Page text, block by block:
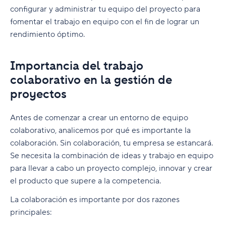
Cuándo no usar el método de gestión de
proyectos Agile
Agile vs. Scrum
Gestión de proyectos con metodología Agile vs
Cascada
Recursos adicionales del método Agile
implementar Agile en un entorno de cascada
Los 5 mejores libros sobre Agile
Cómo escoger la mejor herramienta Agile para
la gestión de proyectos
de trabajo Agile
Más que una metodología: cómo crear un
entorno Agile
B. ¿Qué tienen en común los distintos marcos
Agile?
D. Otros métodos populares de gestión de
proyectos Agile
E. Definición de épica Agile
F. Buenas prácticas del gestor de proyectos
para escoger el marco adecuado
G. Herramientas gratuitas para la gestión de
proyectos Agile
proyectos
Especialización en gerencia de proyectos
Inspiración para el liderazgo
Preguntas frecuentes
Desarrollo profesional
Herramientas
Metodologías
PM Software Features
PMI
Terminología avanzada
Terminología básica
configurar y administrar tu equipo del proyecto para
fomentar el trabajo en equipo con el fin de lograr un
rendimiento óptimo.
Importancia del trabajo
colaborativo en la gestión de
proyectos
Antes de comenzar a crear un entorno de equipo
colaborativo, analicemos por qué es importante la
colaboración. Sin colaboración, tu empresa se estancará.
Se necesita la combinación de ideas y trabajo en equipo
para llevar a cabo un proyecto complejo, innovar y crear
el producto que supere a la competencia.
La colaboración es importante por dos razones
principales: